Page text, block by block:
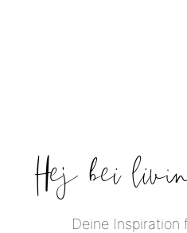
Hej bei
Deine Inspiration